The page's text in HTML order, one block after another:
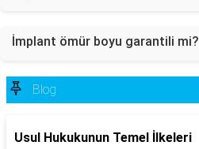
İmplant ömür boyu garantili mi?
Blog
Usul Hukukunun Temel İlkeleri